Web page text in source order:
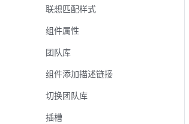
联想匹配样式
组件属性
团队库
组件添加描述链接
切换团队库
插槽